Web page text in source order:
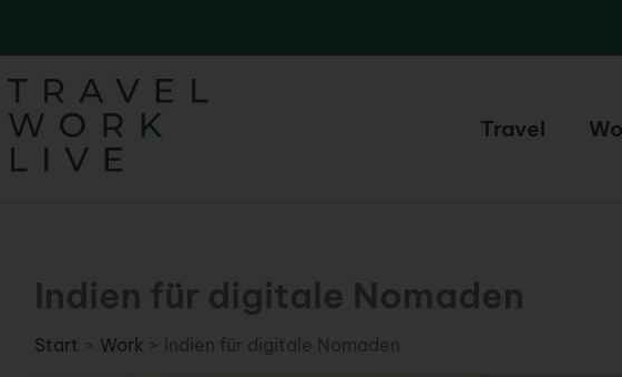
Travel
Indien für digitale Nomaden
Start Work Indien für digitale Nomaden